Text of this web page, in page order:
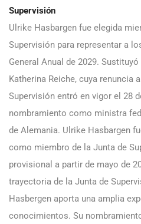
Supervisión
Ulrike Hasbargen fue elegida
Supervisión para representar a
General Anual de 2029.
Katherina Reiche, cuya renuncia
Supervisión entró en vigor el 28
nombramiento como ministra
de Alemania. Ulrike Hasbargen
como miembro de la Junta de
provisional a partir de mayo de
trayectoria de la Junta de
Hasbergen aporta una amplia
conocimientos. Su